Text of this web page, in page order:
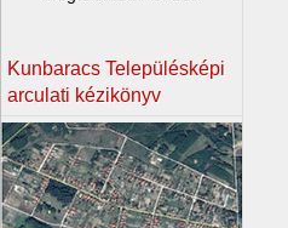
Kunbaracs Településképi
arculati kézikönyv